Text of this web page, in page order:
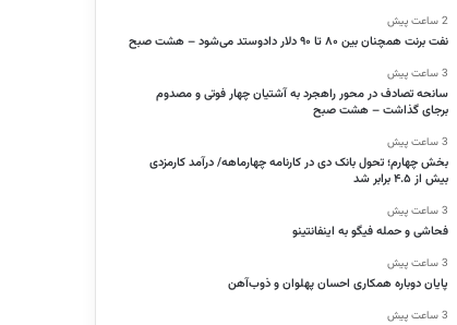
2 ساعت پیش
نفت برنت همچنان بین ۸۰ تا ۹۰ دلار دادوستد می‌شود – هشت صبح
3 ساعت پیش
سانحه تصادف در محور راهجرد به آشتیان چهار فوتی و مصدوم
برجای گذاشت – هشت صبح
3 ساعت پیش
بخش چهارم؛ تحول بانک دی در کارنامه چهارماهه/ درآمد کارمزدی
بیش از ۴.۵ برابر شد
3 ساعت پیش
فحاشی و حمله فیگو به اینفانتینو
3 ساعت پیش
پایان دوباره همکاری احسان پهلوان و ذوب‌آهن
3 ساعت پیش